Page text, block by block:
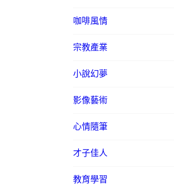
咖啡風情
宗教產業
小說幻夢
影像藝術
心情隨筆
才子佳人
教育學習